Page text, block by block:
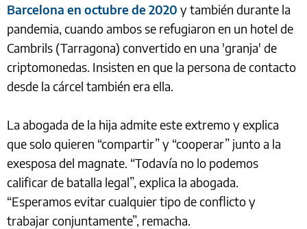
Barcelona en octubre de 2020 y también durante la
pandemia, cuando ambos se refugiaron en un hotel de
Cambrils (Tarragona) convertido en una 'granja' de
criptomonedas. Insisten en que la persona de contacto
desde la cárcel también era ella.
La abogada de la hija admite este extremo y explica
que solo quieren “compartir” y “cooperar” junto a la
exesposa del magnate. “Todavía no lo podemos
calificar de batalla legal”, explica la abogada.
“Esperamos evitar cualquier tipo de conflicto y
trabajar conjuntamente”, remacha.